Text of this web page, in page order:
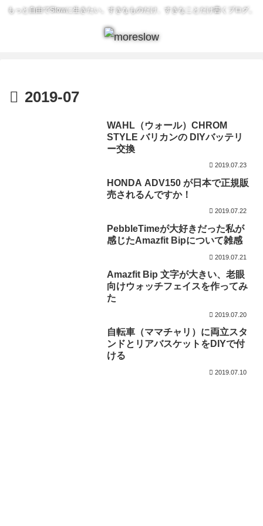
もっと自由でSlowに生きたい。すきなものだけ、すきなことだけ書くブログ。
2019-07
WAHL（ウォール）CHROM
STYLE バリカンの DIYバッテリ
ー交換
2019.07.23
HONDA ADV150 が日本で正規販
売されるんですか！
2019.07.22
PebbleTimeが大好きだった私が
感じたAmazfit Bipについて雑感
2019.07.21
Amazfit Bip 文字が大きい、老眼
向けウォッチフェイスを作ってみ
た
2019.07.20
自転車（ママチャリ）に両立スタ
ンドとリアバスケットをDIYで付
ける
2019.07.10